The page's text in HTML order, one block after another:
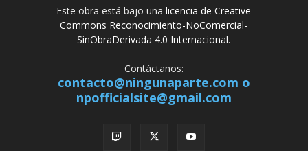
Este obra está bajo unalicencia de Creative
Commons Reconocimiento-NoComercial-
SinObraDerivada 4.0 Internacional.
Contáctanos:
contacto@ningunaparte.com o
npofficialsite@gmail.com